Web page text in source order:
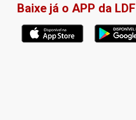
Baixe já o APP da LDF